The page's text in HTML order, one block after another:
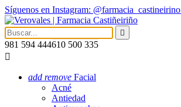
Síguenos en Instagram: @farmacia_castineirino

981 594 444610 500 335

add remove Facial
Acné
Antiedad